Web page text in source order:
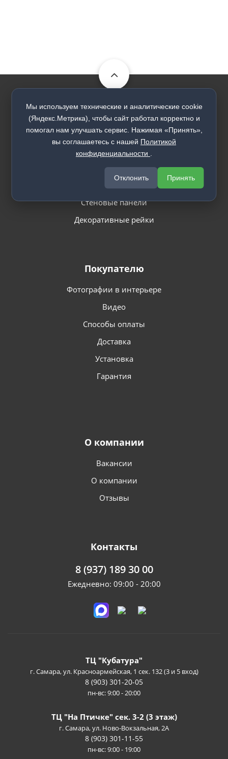
Каталог
Входные двери
Межкомнатные двери
Межкомнатные перегородки
Арки
Стеновые панели
Декоративные рейки
Покупателю
Фотографии в интерьере
Видео
Способы оплаты
Доставка
Установка
Гарантия
О компании
Вакансии
О компании
Отзывы
Контакты
8 (937) 189 30 00
Ежедневно: 09:00 - 20:00
ТЦ "Кубатура"
г. Самара, ул. Красноармейская, 1 сек. 132 (3 и 5 вход)
8 (903) 301-20-05
пн-вс: 9:00 - 20:00
ТЦ "На Птичке" сек. 3-2 (3 этаж)
г. Самара, ул. Ново-Вокзальная, 2А
8 (903) 301-11-55
пн-вс: 9:00 - 19:00
Мы используем технические и аналитические cookie
(Яндекс.Метрика), чтобы сайт работал корректно и
помогал нам улучшать сервис. Нажимая «Принять»,
вы соглашаетесь с нашей Политикой
конфиденциальности
Отклонить Принять